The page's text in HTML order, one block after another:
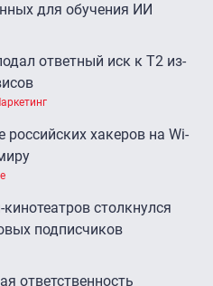
для обучения ИИ
ответный иск к Т2 из-
хакеров на Wi-
столкнулся
подписчиков
ответственность